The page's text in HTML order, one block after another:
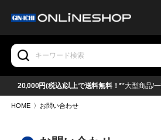
20,000円(税込)以上で送料無料！**大型商品/
HOME 〉 お問い合わせ